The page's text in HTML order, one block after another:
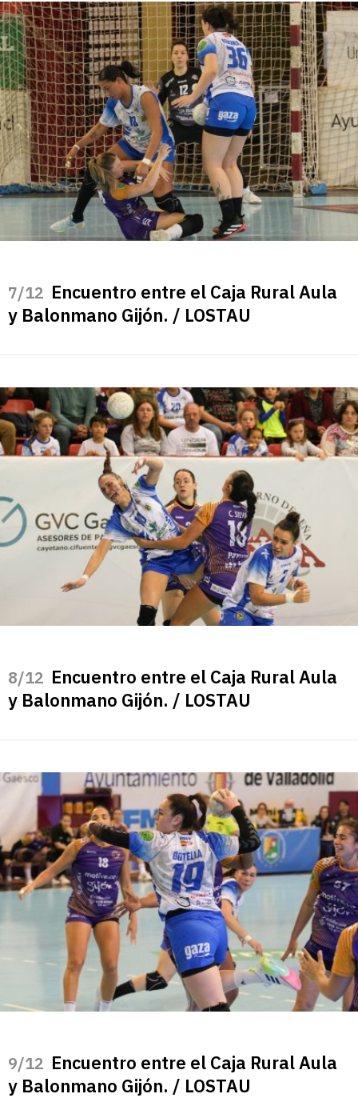
/12 Encuentro entre el Caja Rural Aula
y Balonmano Gijón. / LOSTAU
/12 Encuentro entre el Caja Rural Aula
y Balonmano Gijón. / LOSTAU
/12 Encuentro entre el Caja Rural Aula
y Balonmano Gijón. / LOSTAU